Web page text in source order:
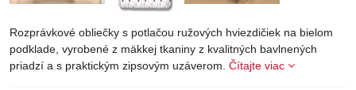
Rozprávkové obliečky s potlačou ružových hviezdičiek na bielom
podklade, vyrobené z mäkkej tkaniny z kvalitných bavlnených
priadzí a s praktickým zipsovým uzáverom. Čítajte viac